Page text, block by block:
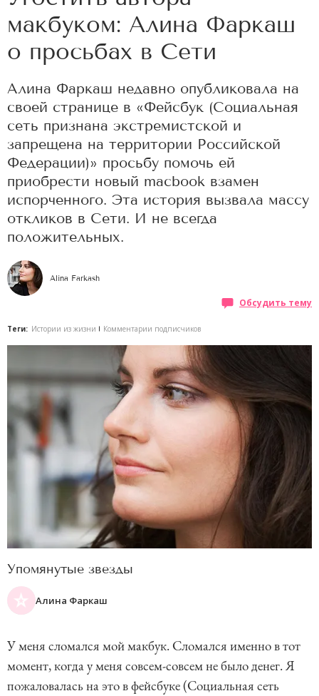
макбуком: Алина Фаркаш
о просьбах в Сети
Алина Фаркаш недавно опубликовала на
своей странице в «Фейсбук (Социальная
сеть признана экстремистской и
запрещена на территории Российской
Федерации)» просьбу помочь ей
приобрести новый mасbook взамен
испорченного. Эта история вызвала массу
откликов в Сети. И не всегда
положительных.
Alina Farkash
Обсудить тему
Теги: Истории из жизни Комментарии подписчиков
Упомянутые звезды
Алина Фаркаш
У меня сломался мой макбук. Сломался именно в тот
момент, когда у меня совсем-совсем не было денег. Я
пожаловалась на это в фейсбуке (Социальная сеть